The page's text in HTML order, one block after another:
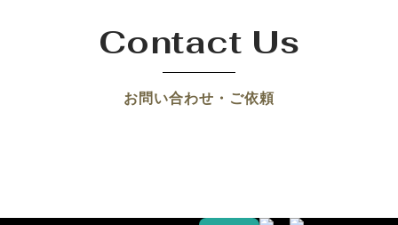
Contact Us
お問い合わせ・ご依頼